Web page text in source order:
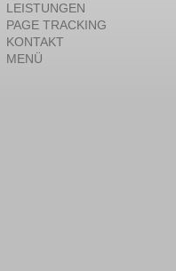
LEISTUNGEN
PAGE TRACKING
KONTAKT
MENÜ